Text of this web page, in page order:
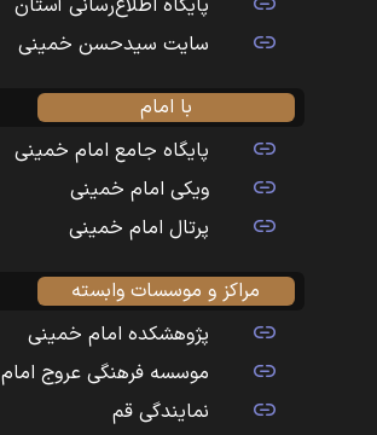
پایگاه اطلاع‌رسانی آستان
سایت سیدحسن خمینی
با امام
پایگاه جامع امام خمینی
ویکی امام خمینی
پرتال امام خمینی
مراکز و موسسات وابسته
پژوهشکده امام خمینی
موسسه فرهنگی عروج امام
نمایندگی قم